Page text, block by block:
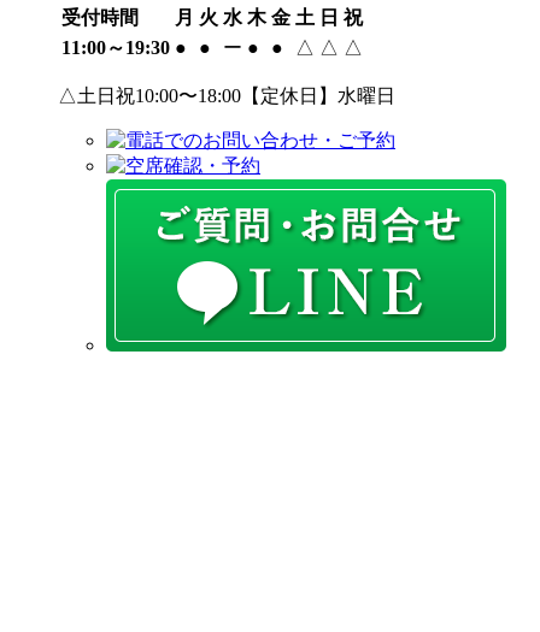
受付時間 月 火 水 木 金 土 日 祝
11:00～19:30 ● ● ー ● ● △ △ △
△土日祝10:00〜18:00【定休日】水曜日